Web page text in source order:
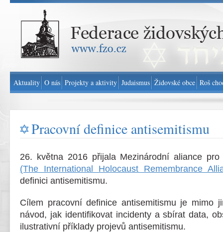
Federace židovských obcí v ČR - www.fzo.cz
Pracovní definice antisemitismu
26. května 2016 přijala Mezinárodní aliance pro
(The International Holocaust Remembrance
definici antisemitismu.
Cílem pracovní definice antisemitismu je mimo
návod, jak identifikovat incidenty a sbírat data,
ilustrativní příklady projevů antisemitismu.
Aktuality O nás Projekty a aktivity Judaismus Židovské obce Roš